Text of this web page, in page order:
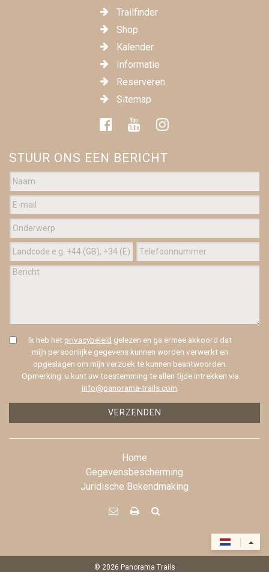
Trailfinder
Shop
Kalender
Informatie
Reserveren
Sitemap
STUUR ONS EEN BERICHT
Ik heb het privacybeleid gelezen en ga ermee akkoord dat
mijn persoonlijke gegevens kunnen worden verwerkt en
opgeslagen om mijn verzoek te kunnen beantwoorden.
Opmerking: u kunt uw toestemming te allen tijde intrekken via
info@panorama-trails.com
VERZENDEN
Home
Gegevensbescherming
Juridische Bekendmaking
  
|
© 2026 Panorama Trails